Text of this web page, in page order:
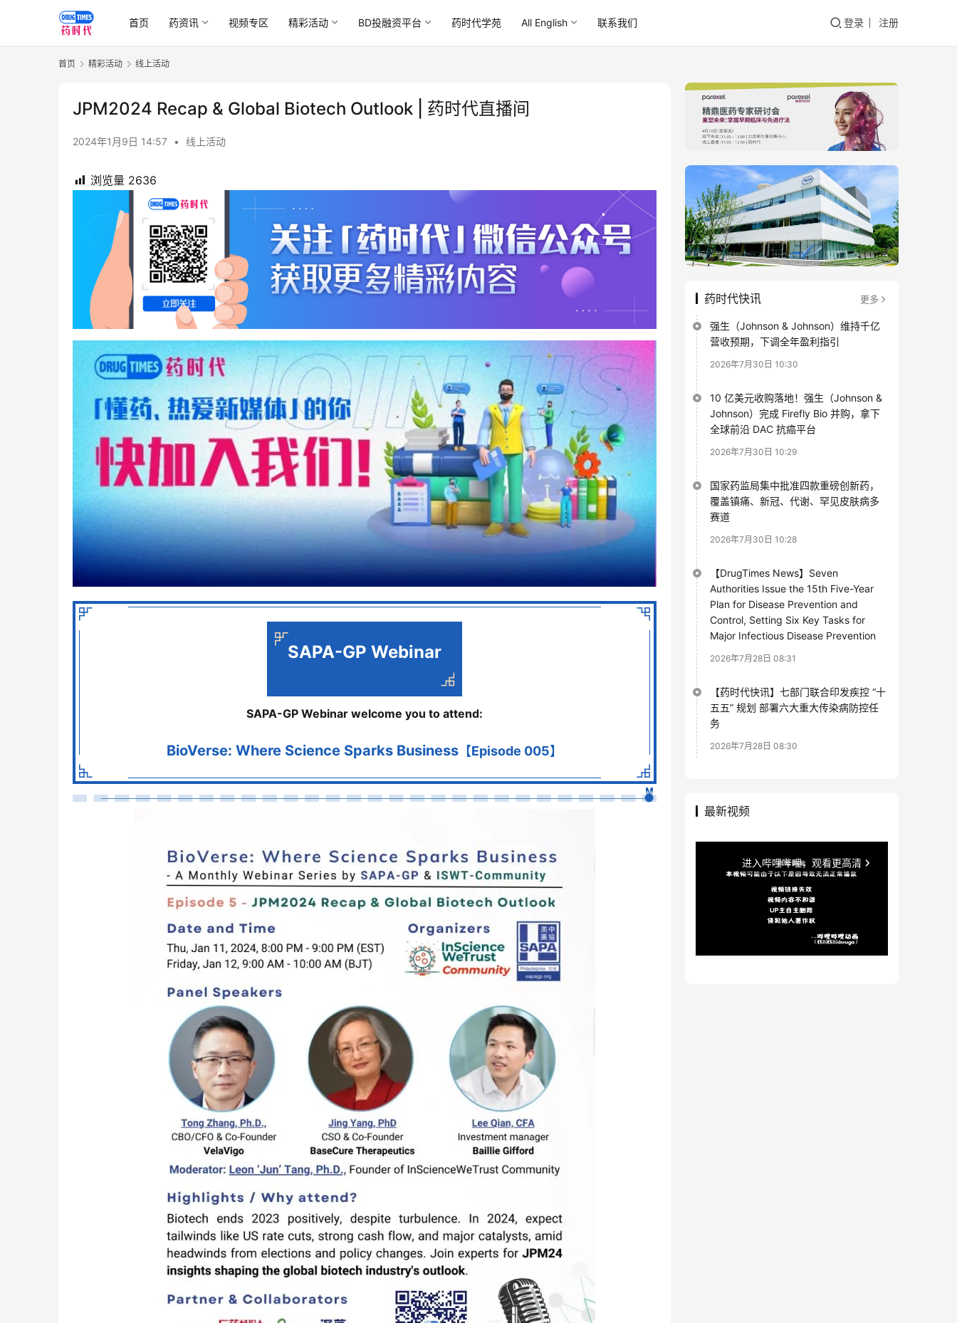
首页 药资讯 视频专区 精彩活动 BD投融资平台 药时代学苑 All English 联系我们 登录 注册
首页 精彩活动 线上活动
JPM2024 Recap & Global Biotech Outlook | 药时代直播间
2024年1月9日 14:57 • 线上活动
浏览量 2636
SAPA-GP Webinar
SAPA-GP Webinar welcome you to attend:
BioVerse: Where Science Sparks Business 【Episode 005】
药时代快讯 更多
强生（Johnson & Johnson）维持千亿
营收预期，下调全年盈利指引
2026年7月30日 10:30
10 亿美元收购落地！强生（Johnson &
Johnson）完成 Firefly Bio 并购，拿下
全球前沿 DAC 抗癌平台
2026年7月30日 10:29
国家药监局集中批准四款重磅创新药，
覆盖镇痛、新冠、代谢、罕见皮肤病多
赛道
2026年7月30日 10:28
【DrugTimes News】Seven
Authorities Issue the 15th Five-Year
Plan for Disease Prevention and
Control, Setting Six Key Tasks for
Major Infectious Disease Prevention
2026年7月28日 08:31
【药时代快讯】七部门联合印发疾控 “十
五五” 规划 部署六大重大传染病防控任
务
2026年7月28日 08:30
最新视频